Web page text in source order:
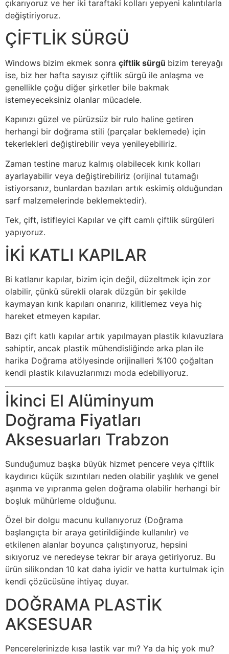
çıkarıyoruz ve her iki taraftaki kolları yepyeni kalıntılarla
değiştiriyoruz.
ÇİFTLİK SÜRGÜ
Windows bizim ekmek sonra çiftlik sürgü bizim tereyağı
ise, biz her hafta sayısız çiftlik sürgü ile anlaşma ve
genellikle çoğu diğer şirketler bile bakmak
istemeyeceksiniz olanlar mücadele.
Kapınızı güzel ve pürüzsüz bir rulo haline getiren
herhangi bir doğrama stili (parçalar beklemede) için
tekerlekleri değiştirebilir veya yenileyebiliriz.
Zaman testine maruz kalmış olabilecek kırık kolları
ayarlayabilir veya değiştirebiliriz (orijinal tutamağı
istiyorsanız, bunlardan bazıları artık eskimiş olduğundan
sarf malzemelerinde beklemektedir).
Tek, çift, istifleyici Kapılar ve çift camlı çiftlik sürgüleri
yapıyoruz.
İKİ KATLI KAPILAR
Bi katlanır kapılar, bizim için değil, düzeltmek için zor
olabilir, çünkü sürekli olarak düzgün bir şekilde
kaymayan kırık kapıları onarırız, kilitlemez veya hiç
hareket etmeyen kapılar.
Bazı çift katlı kapılar artık yapılmayan plastik kılavuzlara
sahiptir, ancak plastik mühendisliğinde arka plan ile
harika Doğrama atölyesinde orijinalleri %100 çoğaltan
kendi plastik kılavuzlarımızı moda edebiliyoruz.
İkinci El Alüminyum
Doğrama Fiyatları
Aksesuarları Trabzon
Sunduğumuz başka büyük hizmet pencere veya çiftlik
kaydırıcı küçük sızıntıları neden olabilir yaşlılık ve genel
aşınma ve yıpranma gelen doğrama olabilir herhangi bir
boşluk mühürleme olduğunu.
Özel bir dolgu macunu kullanıyoruz (Doğrama
başlangıçta bir araya getirildiğinde kullanılır) ve
etkilenen alanlar boyunca çalıştırıyoruz, hepsini
sıkıyoruz ve neredeyse tekrar bir araya getiriyoruz. Bu
ürün silikondan 10 kat daha iyidir ve hatta kurtulmak için
kendi çözücüsüne ihtiyaç duyar.
DOĞRAMA PLASTİK
AKSESUAR
Pencerelerinizde kısa lastik var mı? Ya da hiç yok mu?